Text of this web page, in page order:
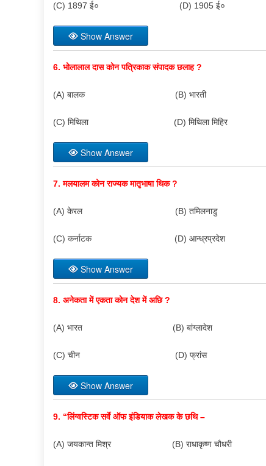
(C) 1897 ई० (D) 1905 ई०
Show Answer
6. भोलालाल दास कोन पत्रिकाक संपादक छलाह?
(A) बालक (B) भारती
(C) मिथिला (D) मिथिला मिहिर
Show Answer
7.मलयालम कोन राज्यक मातृभाषा थिक?
(A) केरल (B) तमिलनाडु
(C) कर्नाटक (D) आन्ध्रप्रदेश
Show Answer
8. अनेकता में एकता कोन देश में अछि?
(A) भारत (B) बांग्लादेश
(C) चीन (D) फ्रांस
Show Answer
9. “लिंग्वस्टिक सर्वे ऑफ इंडियाक लेखक के छथि –
(A) जयकान्त मिश्र (B) राधाकृष्ण चौधरी